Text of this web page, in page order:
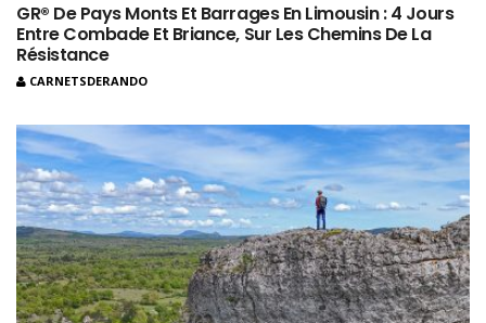
GR® De Pays Monts Et Barrages En Limousin : 4 Jours
Entre Combade Et Briance, Sur Les Chemins De La
Résistance
CARNETSDERANDO